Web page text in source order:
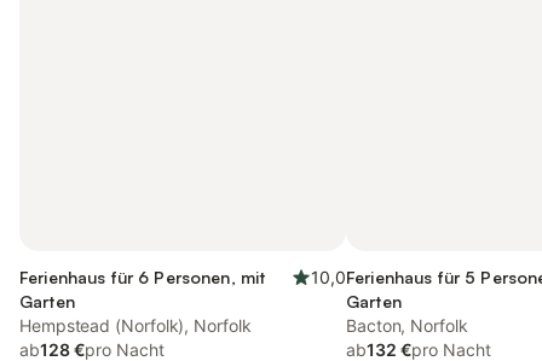
Ferienhaus für 6 Personen, mit
Garten
10,0
Hempstead (Norfolk), Norfolk
ab128 €pro Nacht
Ferienhaus für 5
Garten
Bacton, Norfolk
ab132 €pro Nacht